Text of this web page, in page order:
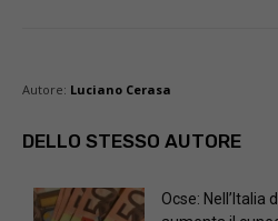
Autore: Luciano Cerasa
DELLO STESSO AUTORE
Ocse: Nell’Italia